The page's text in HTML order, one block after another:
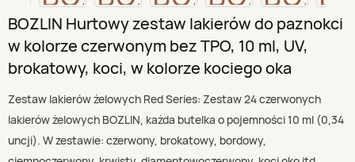
BOZLIN Hurtowy zestaw lakierów do paznokci
w kolorze czerwonym bez TPO, 10 ml, UV,
brokatowy, koci, w kolorze kociego oka
Zestaw lakierów żelowych Red Series: Zestaw 24 czerwonych
lakierów żelowych BOZLIN, każda butelka o pojemności 10 ml (0,34
uncji). W zestawie: czerwony, brokatowy, bordowy,